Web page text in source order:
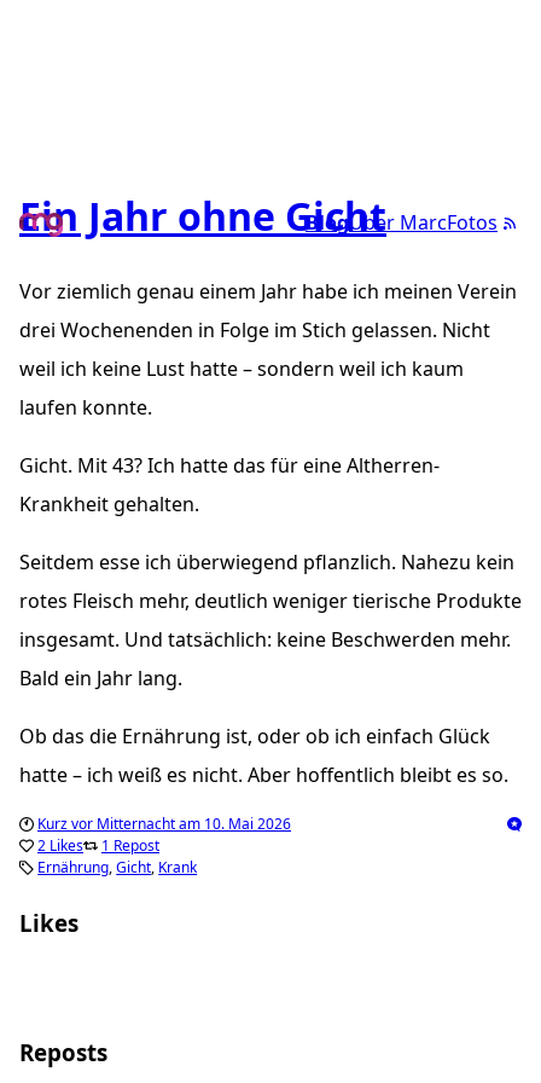
BlogÜber MarcFotos
Ein Jahr ohne Gicht
Vor ziemlich genau einem Jahr habe ich meinen Verein
drei Wochenenden in Folge im Stich gelassen. Nicht
weil ich keine Lust hatte – sondern weil ich kaum
laufen konnte.
Gicht. Mit 43? Ich hatte das für eine Altherren-
Krankheit gehalten.
Seitdem esse ich überwiegend pflanzlich. Nahezu kein
rotes Fleisch mehr, deutlich weniger tierische Produkte
insgesamt. Und tatsächlich: keine Beschwerden mehr.
Bald ein Jahr lang.
Ob das die Ernährung ist, oder ob ich einfach Glück
hatte – ich weiß es nicht. Aber hoffentlich bleibt es so.
Kurz vor Mitternacht am 10. Mai 2026
2 Likes
1 Repost
Ernährung Gicht Krank
Likes
Reposts